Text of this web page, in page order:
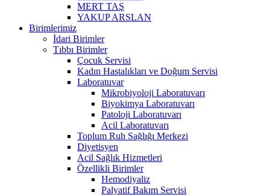
MERT TAŞ
YAKUP ARSLAN
Birimlerimiz
İdari Birimler
Tıbbı Birimler
Çocuk Servisi
Kadın Hastalıkları ve Doğum Servisi
Laboratuvar
Mikrobiyoloji Laboratuvarı
Biyokimya Laboratuvarı
Patoloji Laboratuvarı
Acil Laboratuvarı
Toplum Ruh Sağlığı Merkezi
Diyetisyen
Acil Sağlık Hizmetleri
Özellikli Birimler
Hemodiyaliz
Palyatif Bakım Servisi